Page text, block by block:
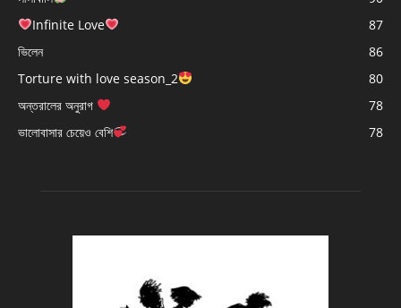
Infinite Love
87
ভিলেন
86
Torture with love season_2
80
অন্তরালের অনুরাগ
78
ভালোবাসার চেয়েও বেশি
78